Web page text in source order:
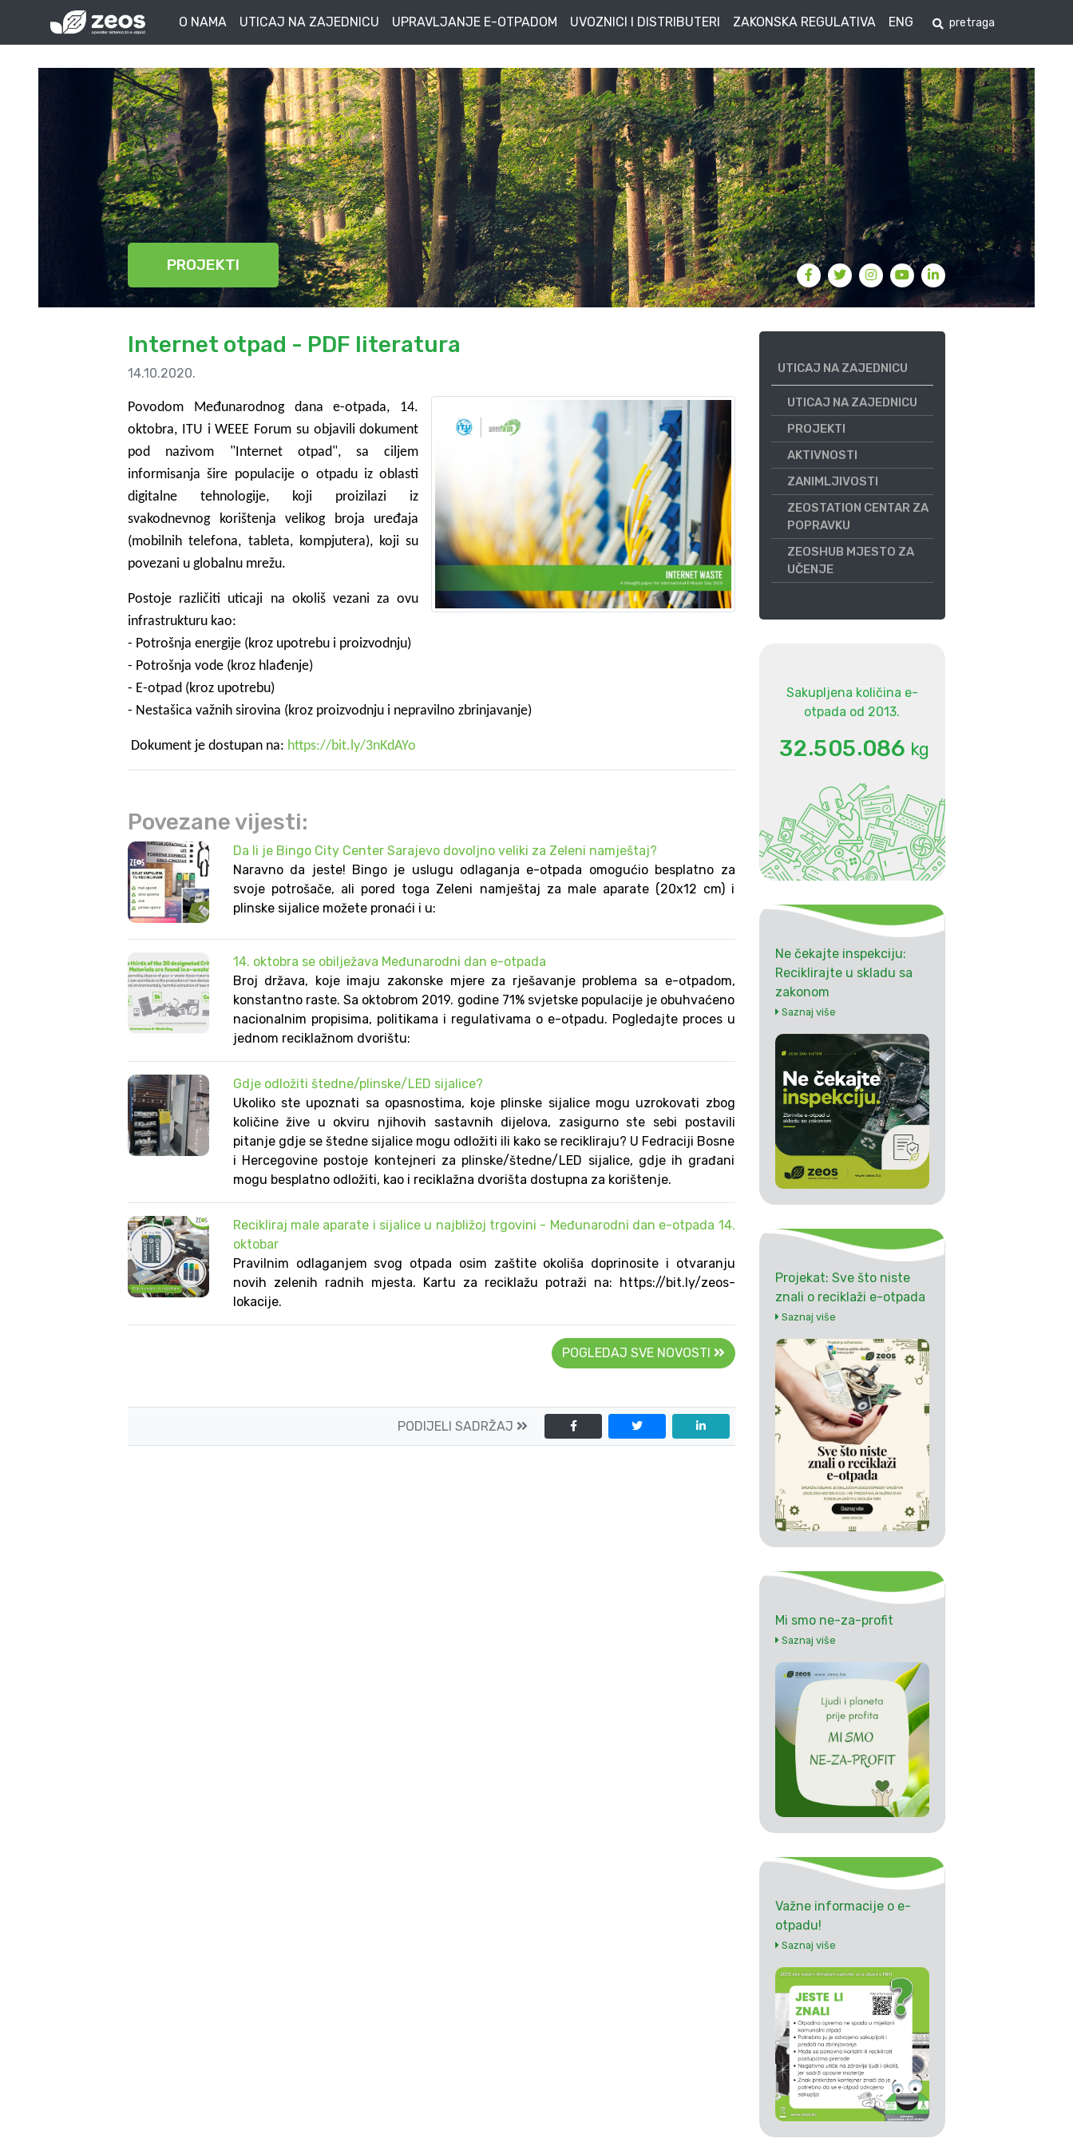
O NAMA UTICAJ NA ZAJEDNICU UPRAVLJANJE E-OTPADOM UVOZNICI I DISTRIBUTERI ZAKONSKA REGULATIVA ENG
PROJEKTI
Internet otpad - PDF literatura
14.10.2020.
Povodom Međunarodnog dana e-otpada, 14.
oktobra, ITU i WEEE Forum su objavili dokument
pod nazivom "Internet otpad", sa ciljem
informisanja šire populacije o otpadu iz oblasti
digitalne tehnologije, koji proizilazi iz
svakodnevnog korištenja velikog broja uređaja
(mobilnih telefona, tableta, kompjutera), koji su
povezani u globalnu mrežu.
Postoje različiti uticaji na okoliš vezani za ovu
infrastrukturu kao:
- Potrošnja energije (kroz upotrebu i proizvodnju)
- Potrošnja vode (kroz hlađenje)
- E-otpad (kroz upotrebu)
- Nestašica važnih sirovina (kroz proizvodnju i nepravilno zbrinjavanje)
Dokument je dostupan na: https://bit.ly/3nKdAYo
Povezane vijesti:
Da li je Bingo City Center Sarajevo dovoljno veliki za Zeleni namještaj?
Naravno da jeste! Bingo je uslugu odlaganja e-otpada omogućio besplatno za
svoje potrošače, ali pored toga Zeleni namještaj za male aparate (20x12 cm) i
plinske sijalice možete pronaći i u:
14. oktobra se obilježava Međunarodni dan e-otpada
Broj država, koje imaju zakonske mjere za rješavanje problema sa e-otpadom,
konstantno raste. Sa oktobrom 2019. godine 71% svjetske populacije je obuhvaćeno
nacionalnim propisima, politikama i regulativama o e-otpadu. Pogledajte proces u
jednom reciklažnom dvorištu:
Gdje odložiti štedne/plinske/LED sijalice?
Ukoliko ste upoznati sa opasnostima, koje plinske sijalice mogu uzrokovati zbog
količine žive u okviru njihovih sastavnih dijelova, zasigurno ste sebi postavili
pitanje gdje se štedne sijalice mogu odložiti ili kako se recikliraju? U Fedraciji Bosne
i Hercegovine postoje kontejneri za plinske/štedne/LED sijalice, gdje ih građani
mogu besplatno odložiti, kao i reciklažna dvorišta dostupna za korištenje.
Recikliraj male aparate i sijalice u najbližoj trgovini - Međunarodni dan e-otpada 14.
oktobar
Pravilnim odlaganjem svog otpada osim zaštite okoliša doprinosite i otvaranju
novih zelenih radnih mjesta. Kartu za reciklažu potraži na: https://bit.ly/zeos-
lokacije.
POGLEDAJ SVE NOVOSTI
PODIJELI SADRŽAJ
UTICAJ NA ZAJEDNICU
UTICAJ NA ZAJEDNICU
PROJEKTI
AKTIVNOSTI
ZANIMLJIVOSTI
ZEOSTATION CENTAR ZA
POPRAVKU
ZEOSHUB MJESTO ZA
UČENJE
Sakupljena količina e-
otpada od 2013.
32.505.086 kg
Ne čekajte inspekciju:
Reciklirajte u skladu sa
zakonom
Saznaj više
Projekat: Sve što niste
znali o reciklaži e-otpada
Saznaj više
Mi smo ne-za-profit
Saznaj više
Važne informacije o e-
otpadu!
Saznaj više